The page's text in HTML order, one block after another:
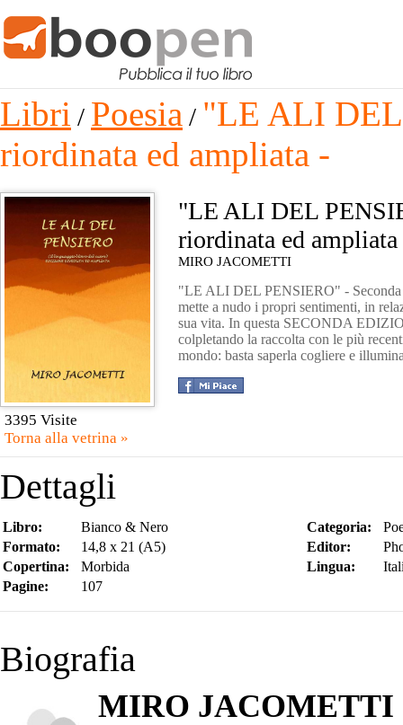
Libri / Poesia / "LE ALI
riordinata ed ampliata -
3395 Visite
Torna alla vetrina »
"LE ALI DEL
riordinata ed
MIRO JACOMETTI
"LE ALI DEL PENSIERO" - Seconda
mette a nudo i propri sentimenti, in
sua vita. In questa SECONDA
colpletando la raccolta con le più
mondo: basta saperla cogliere e
Dettagli
Libro:
Bianco & Nero
Formato:
14,8 x 21 (A5)
Copertina:
Morbida
Pagine:
107
Categoria:
Editor:
Lingua:
Biografia
MIRO JACOMETTI